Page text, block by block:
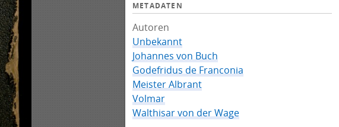
METADATEN
Autoren
Unbekannt
Johannes von Buch
Godefridus de Franconia
Meister Albrant
Volmar
Walthisar von der Wage